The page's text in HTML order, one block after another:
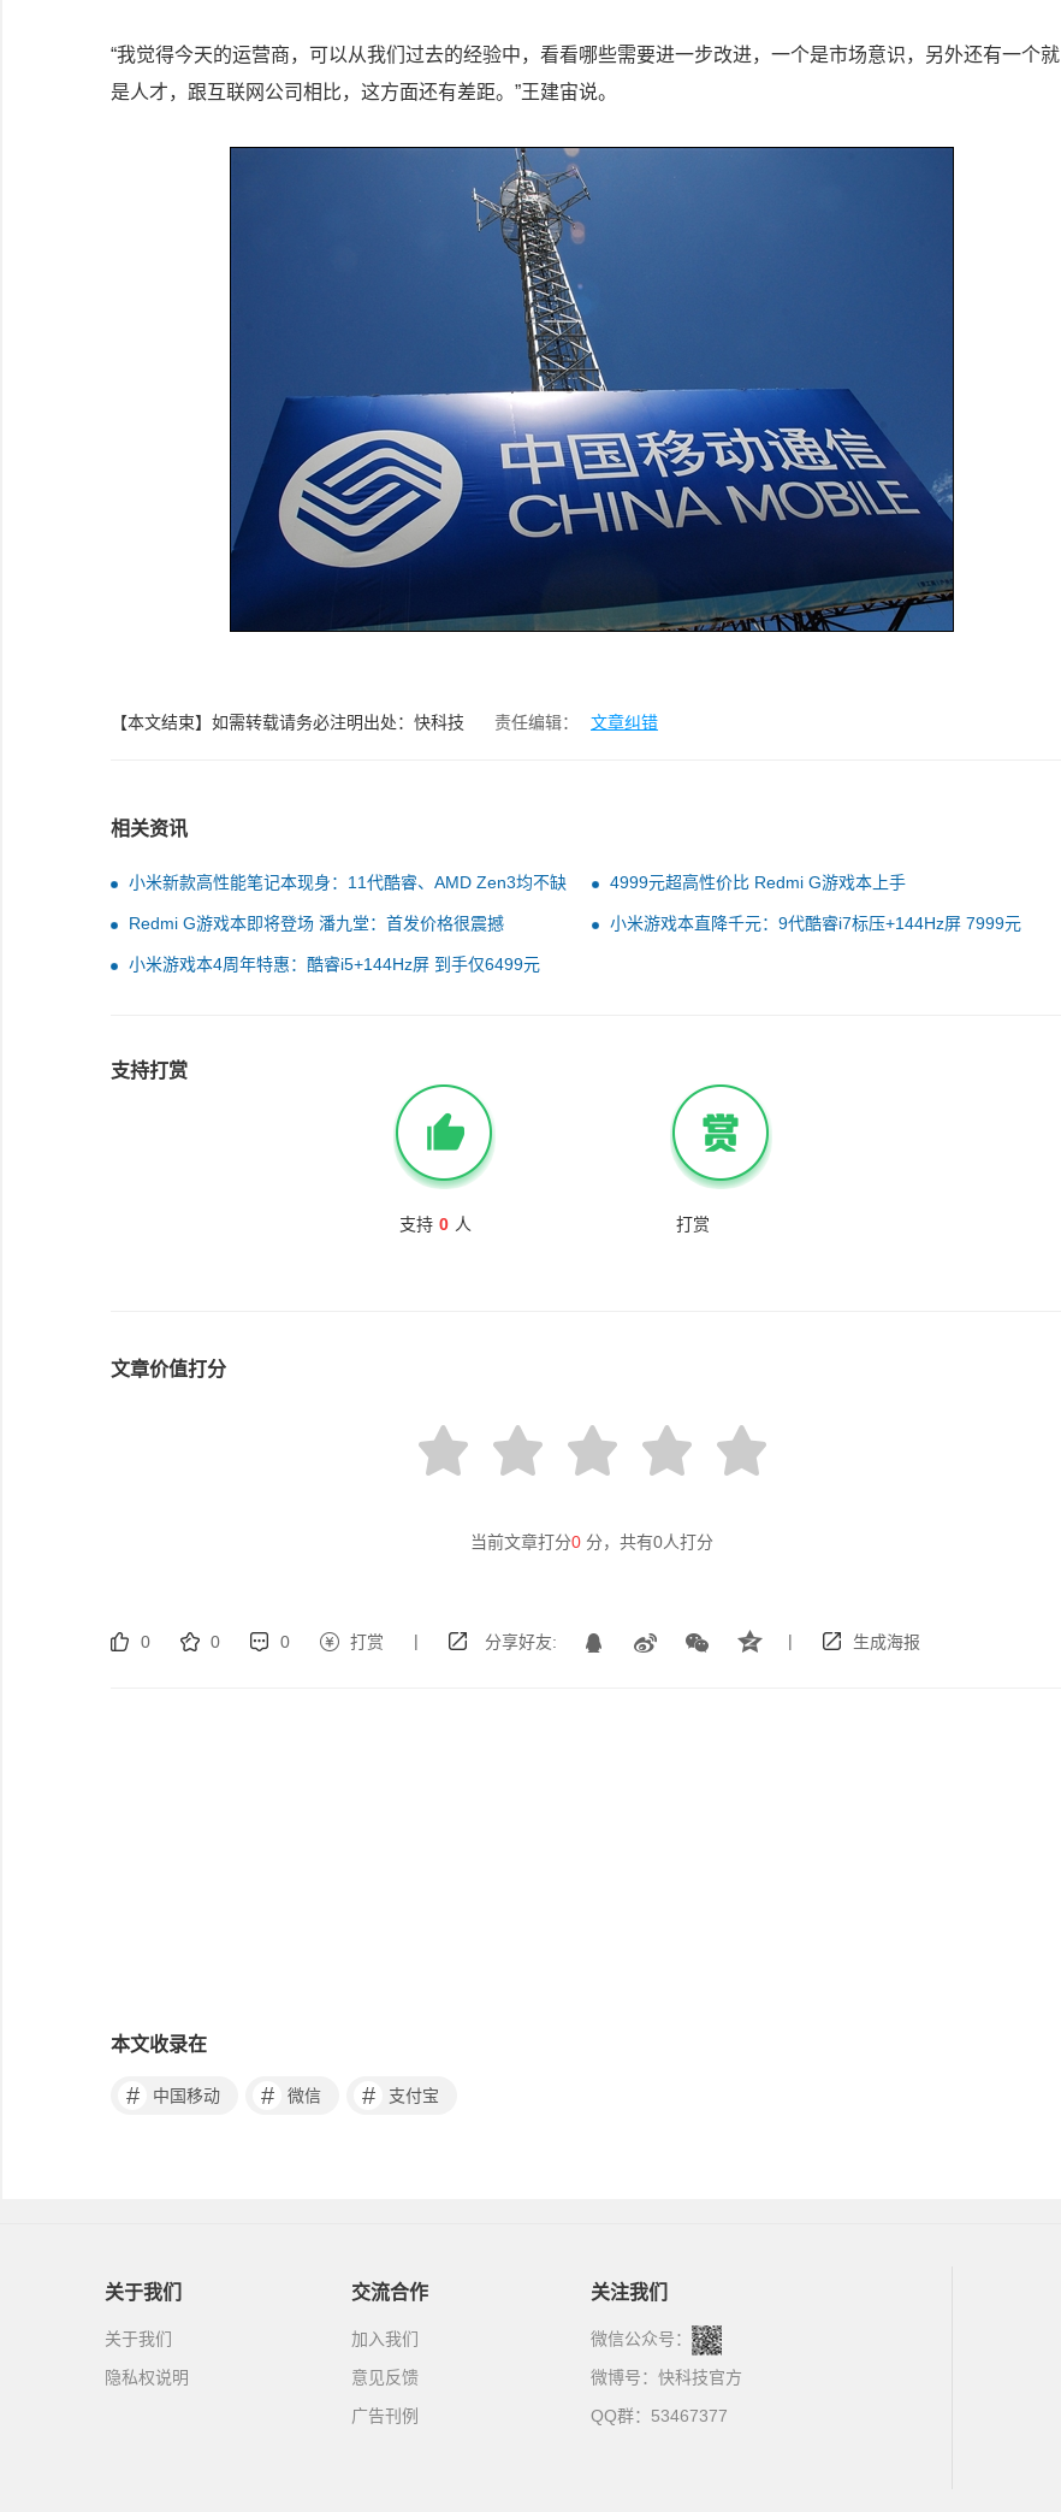
“我觉得今天的运营商，可以从我们过去的经验中，看看哪些需要进一步改进，一个是市场意识，另外还有一个就
是人才，跟互联网公司相比，这方面还有差距。”王建宙说。
【本文结束】如需转载请务必注明出处：快科技 责任编辑： 文章纠错
相关资讯
小米新款高性能笔记本现身：11代酷睿、AMD Zen3均不缺
4999元超高性价比 Redmi G游戏本上手
Redmi G游戏本即将登场 潘九堂：首发价格很震撼 小米游戏本直降千元：9代酷睿i7标压+144Hz屏 7999元
小米游戏本4周年特惠：酷睿i5+144Hz屏 到手仅6499元
支持打赏
支持 0 人 打赏
文章价值打分
当前文章打分0 分，共有0人打分
0 0 0 打赏 | 分享好友: | 生成海报
本文收录在
# 中国移动 # 微信 # 支付宝
关于我们
关于我们
隐私权说明
交流合作
加入我们
意见反馈
广告刊例
关注我们
微信公众号：
微博号： 快科技官方
QQ群：53467377